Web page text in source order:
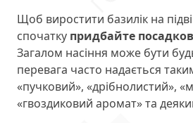
Щоб виростити базилік на
спочатку придбайте
Загалом насіння може бути
перевага часто надається
«пучковий», «дрібнолистий»,
«гвоздиковий аромат» та